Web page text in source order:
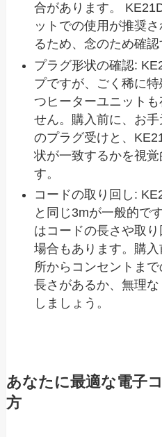
合があります。
ットでの使用が推奨
るため、念のため確認
プラグ形状の確認:
プですが、ごく稀に
つヒーターユニット
せん。購入前に、お
のプラグ受けと、
状が一致するかを視
す。
コードの取り回し:
と同じ3mが一般的で
はコードの長さや取
場合もあります。購
所からコンセントま
長さがあるか、無理
しましょう。
あなたに最適な電子
方